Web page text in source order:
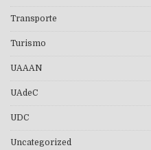
Transporte
Turismo
UAAAN
UAdeC
UDC
Uncategorized